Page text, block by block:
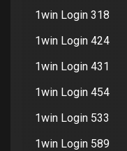
1win Login 318
1win Login 424
1win Login 431
1win Login 454
1win Login 533
1win Login 589